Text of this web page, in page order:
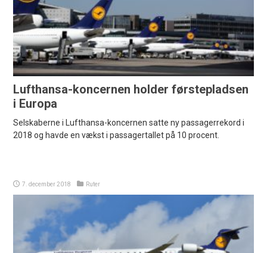
Lufthansa-koncernen holder førstepladsen
i Europa
Selskaberne i Lufthansa-koncernen satte ny passagerrekord i
2018 og havde en vækst i passagertallet på 10 procent.
7. december 2018 Ruter